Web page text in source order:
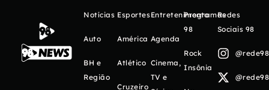
Notícias
Auto
BH e
Região
Esportes
América
Atlético
Cruzeiro
Entretenimento
Agenda
Cinema,
TV e
Programas
98
Rock
Insônia
Redes
Sociais 98